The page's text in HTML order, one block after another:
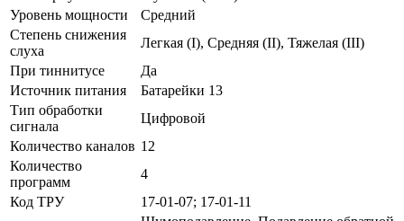
Уровень мощности
Средний
Степень снижения
слуха
Легкая (I), Средняя (II), Тяжелая (III)
При тиннитусе
Да
Источник питания
Батарейки 13
Тип обработки
сигнала
Цифровой
Количество каналов 12
Количество
программ
4
Код ТРУ
17-01-07; 17-01-11